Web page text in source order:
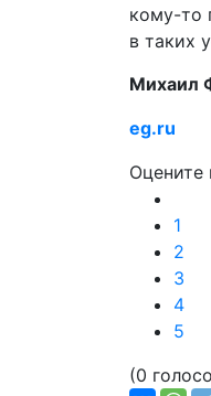
кому-то
в таких
Михаил
eg.ru
Оцените
1
2
3
4
5
(0